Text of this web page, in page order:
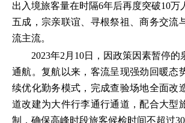
出入境旅客量在时隔6年后再度突破10万
五成，宗亲联谊、寻根祭祖、商务交流
流主流。
2023年2月10日，因政策因素暂停的
通航。复航以来，客流呈现强劲回暖态
续优化勤务模式，完成查验场地全面改
道改建为大件行李通行通道，配合大型
制，确保高峰时段旅客候检时间不超过30